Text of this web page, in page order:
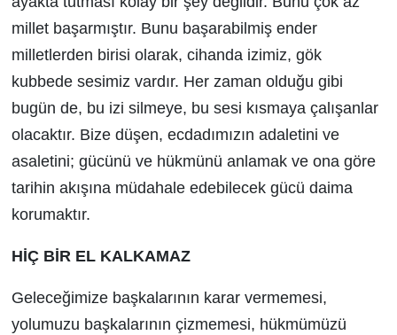
millet başarmıştır. Bunu başarabilmiş ender
milletlerden birisi olarak, cihanda izimiz, gök
kubbede sesimiz vardır. Her zaman olduğu gibi
bugün de, bu izi silmeye, bu sesi kısmaya çalışanlar
olacaktır. Bize düşen, ecdadımızın adaletini ve
asaletini; gücünü ve hükmünü anlamak ve ona göre
tarihin akışına müdahale edebilecek gücü daima
korumaktır.
HİÇ BİR EL KALKAMAZ
Geleceğimize başkalarının karar vermemesi,
yolumuzu başkalarının çizmemesi, hükmümüzü